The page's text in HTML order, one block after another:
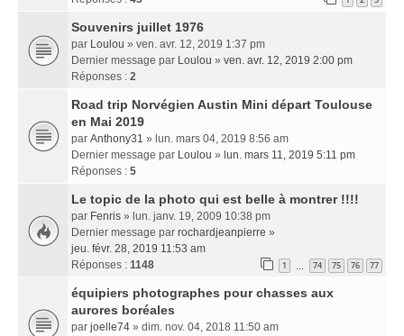
Souvenirs juillet 1976
par Loulou » ven. avr. 12, 2019 1:37 pm
Dernier message par Loulou » ven. avr. 12, 2019 2:00 pm
Réponses : 2
Road trip Norvégien Austin Mini départ Toulouse
en Mai 2019
par Anthony31 » lun. mars 04, 2019 8:56 am
Dernier message par Loulou » lun. mars 11, 2019 5:11 pm
Réponses : 5
Le topic de la photo qui est belle à montrer !!!!
par Fenris » lun. janv. 19, 2009 10:38 pm
Dernier message par rochardjeanpierre »
jeu. févr. 28, 2019 11:53 am
Réponses : 1148 1 … 74 75 76 77
équipiers photographes pour chasses aux
aurores boréales
par joelle74 » dim. nov. 04, 2018 11:50 am